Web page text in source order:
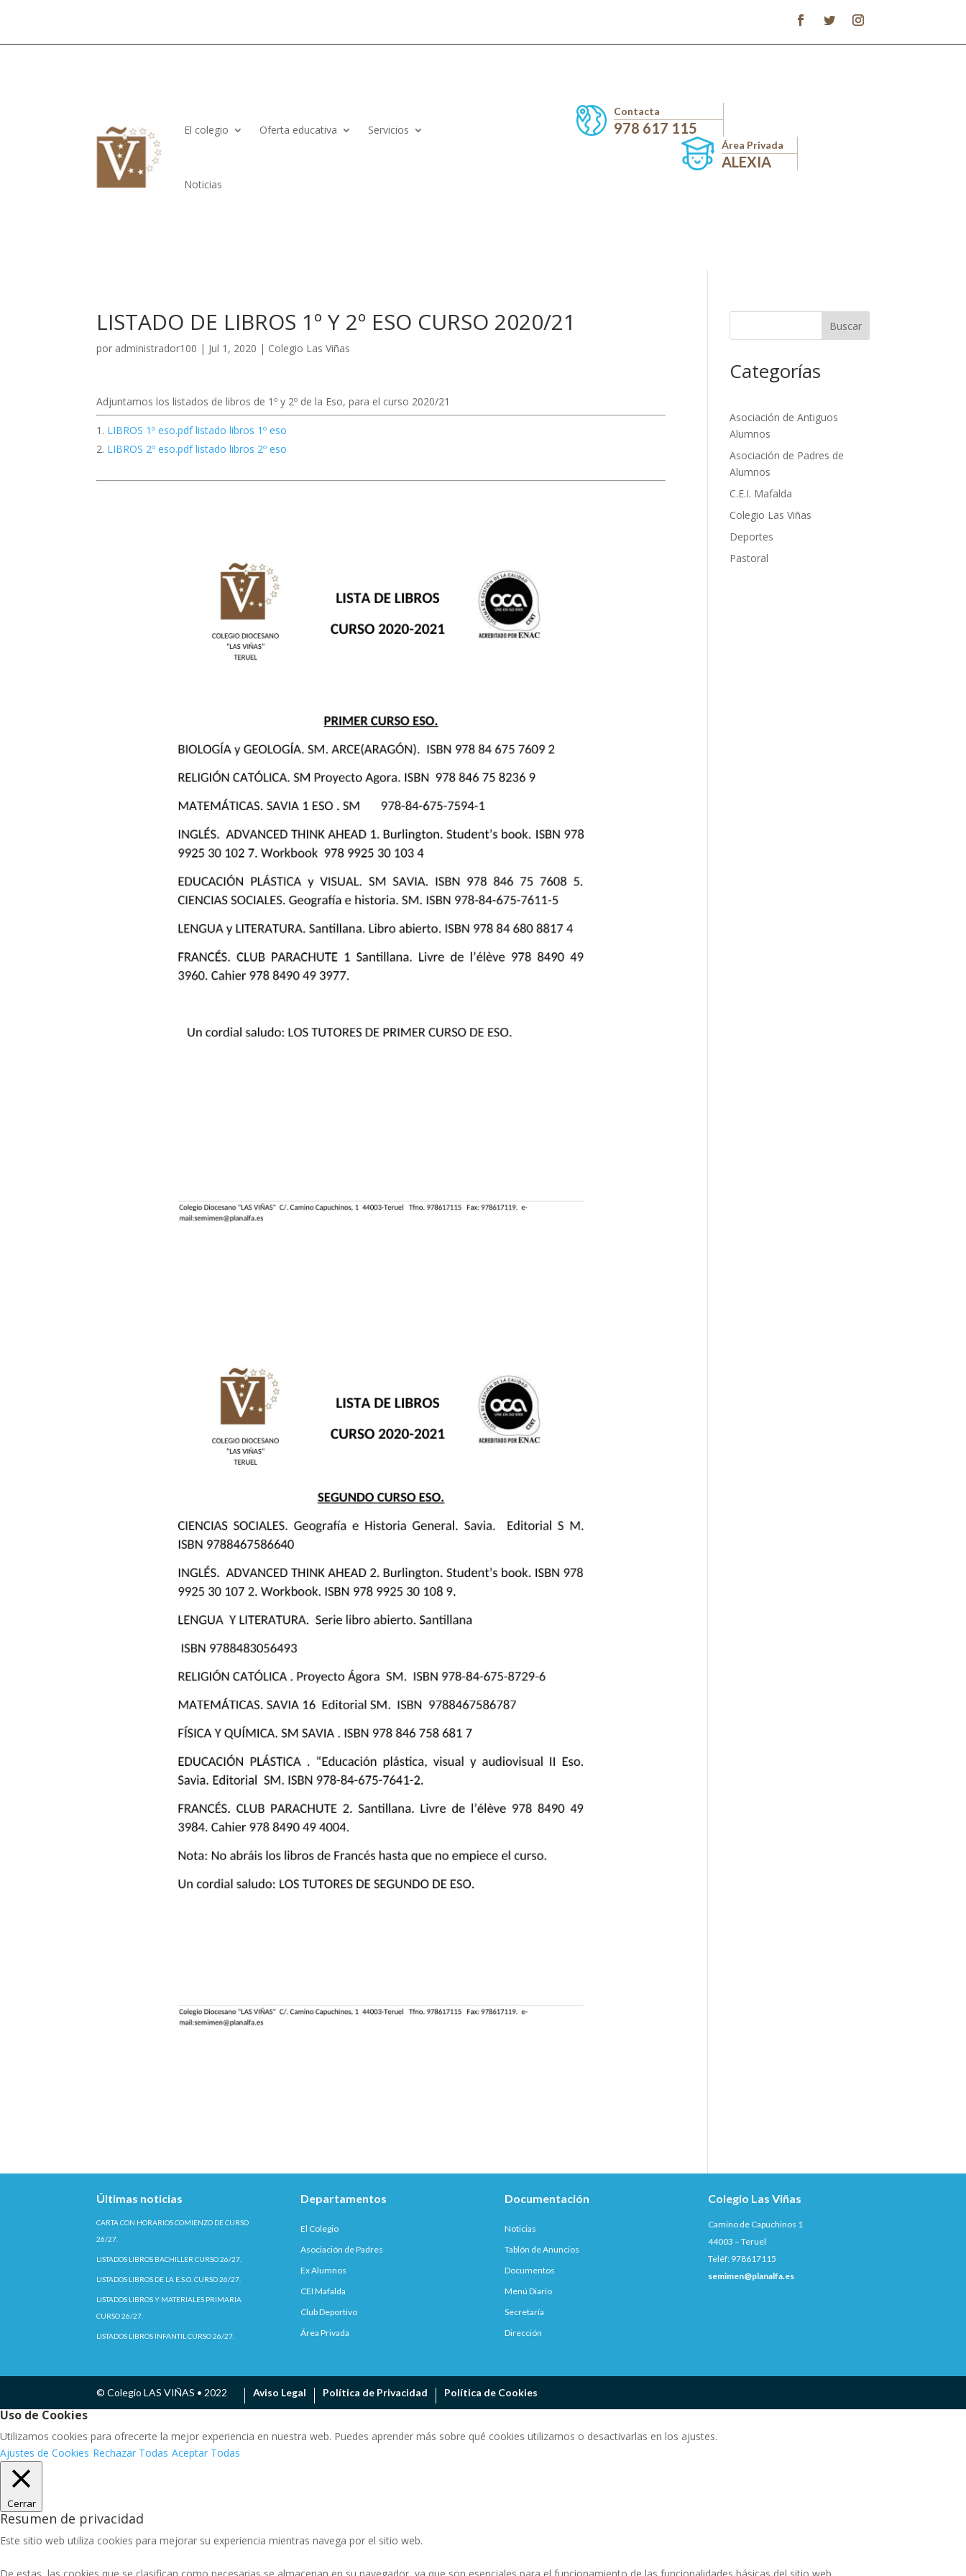
El colegio Oferta educativa Servicios
Noticias
Contacta
978 617 115
Área Privada
ALEXIA
LISTADO DE LIBROS 1º Y 2º ESO CURSO 2020/21
por administrador100 | Jul 1, 2020 | Colegio Las Viñas
Adjuntamos los listados de libros de 1º y 2º de la Eso, para el curso 2020/21
LIBROS 1º eso.pdf listado libros 1º eso
LIBROS 2º eso.pdf listado libros 2º eso
Buscar
Categorías
Asociación de Antiguos
Alumnos
Asociación de Padres de
Alumnos
C.E.I. Mafalda
Colegio Las Viñas
Deportes
Pastoral
Últimas noticias
CARTA CON HORARIOS COMIENZO DE CURSO
26/27.
LISTADOS LIBROS BACHILLER CURSO 26/27.
LISTADOS LIBROS DE LA E.S.O. CURSO 26/27.
LISTADOS LIBROS Y MATERIALES PRIMARIA
CURSO 26/27.
LISTADOS LIBROS INFANTIL CURSO 26/27.
Departamentos
El Colegio
Asociación de Padres
Ex Alumnos
CEI Mafalda
Club Deportivo
Área Privada
Documentación
Noticias
Tablón de Anuncios
Documentos
Menú Diario
Secretaría
Dirección
Colegio Las Viñas
Camino de Capuchinos 1
44003 – Teruel
Teléf: 978617115
semimen@planalfa.es
© Colegio LAS VIÑAS • 2022 Aviso Legal Política de Privacidad Política de Cookies
Uso de Cookies
Utilizamos cookies para ofrecerte la mejor experiencia en nuestra web. Puedes aprender más sobre qué cookies utilizamos o desactivarlas en los ajustes.
Ajustes de Cookies Rechazar Todas Aceptar Todas
Cerrar
Resumen de privacidad
Este sitio web utiliza cookies para mejorar su experiencia mientras navega por el sitio web.